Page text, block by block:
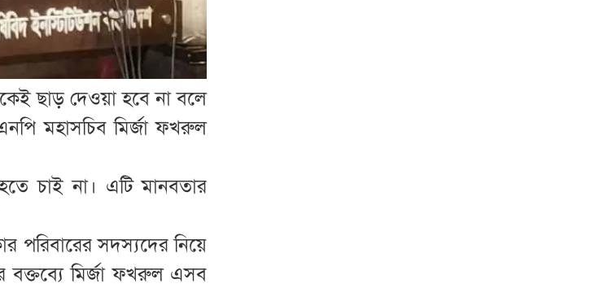
ছাড় দেওয়া হবে না বলে
মহাসচিব মির্জা ফখরুল
চাই না। এটি মানবতার
পরিবারের সদস্যদের নিয়ে
মির্জা ফখরুল এসব